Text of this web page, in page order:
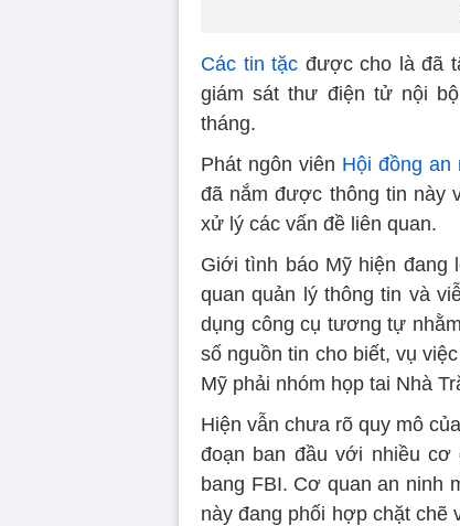
Các tin tặc được cho là đã
giám sát thư điện tử nội
tháng.
Phát ngôn viên Hội đồng an
đã nắm được thông tin này
xử lý các vấn đề liên quan.
Giới tình báo Mỹ hiện đang
quan quản lý thông tin và
dụng công cụ tương tự
số nguồn tin cho biết, vụ
Mỹ phải nhóm họp tai Nhà
Hiện vẫn chưa rõ quy mô
đoạn ban đầu với nhiều cơ
bang FBI. Cơ quan an ninh
này đang phối hợp chặt